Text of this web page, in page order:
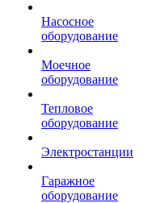
Насосное
оборудование
Моечное
оборудование
Тепловое
оборудование
Электростанции
Гаражное
оборудование